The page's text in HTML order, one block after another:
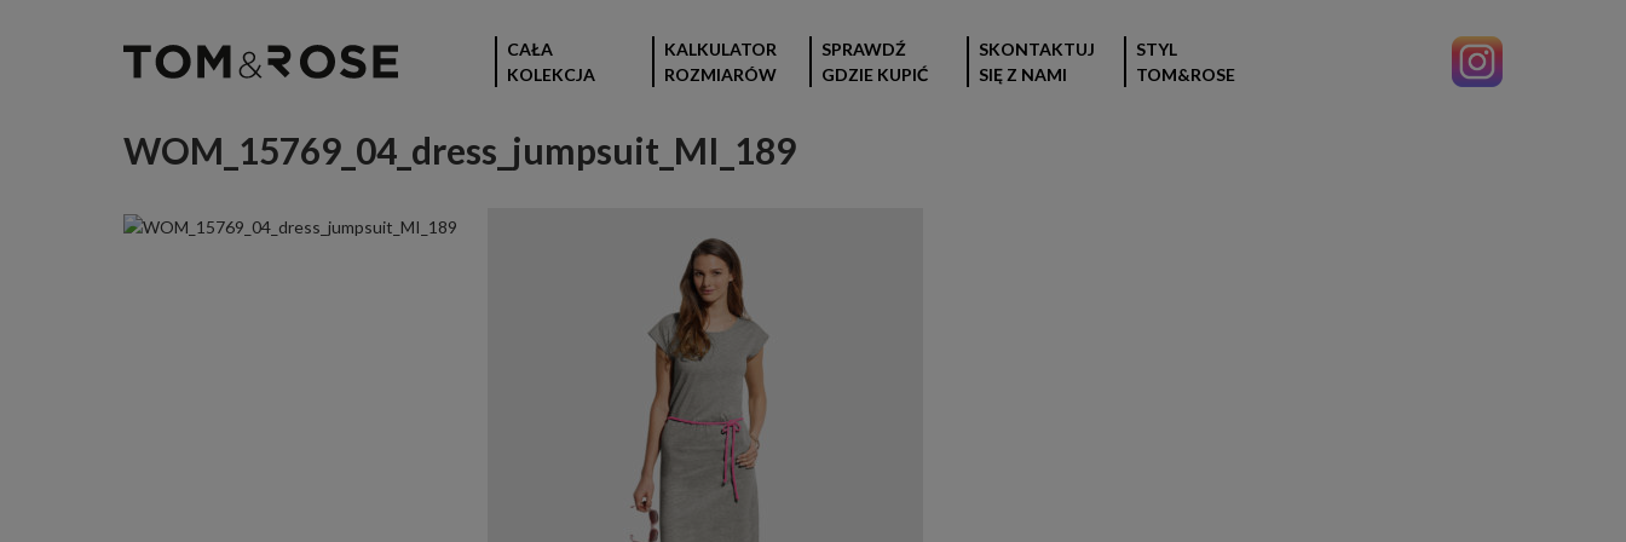
CAŁA
KOLEKCJA
KALKULATOR
ROZMIARÓW
SPRAWDŹ
GDZIE KUPIĆ
SKONTAKTUJ
SIĘ Z NAMI
STYL
TOM&ROSE
WOM_15769_04_dress_jumpsuit_MI_189